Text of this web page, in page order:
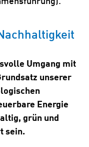
Umgang mit
unserer
Energie
grün und
sein.